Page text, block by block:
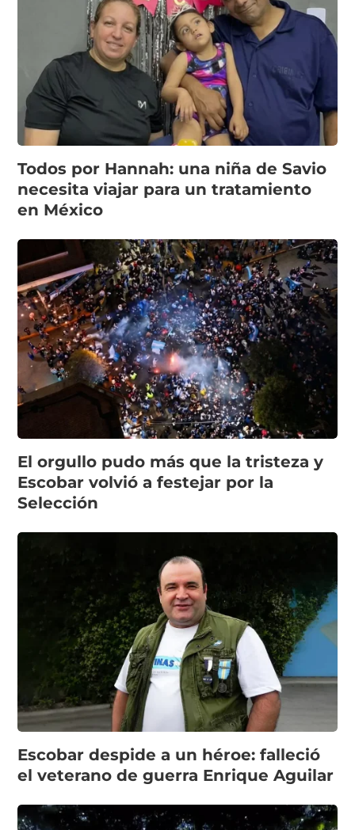
Todos por Hannah: una niña de Savio
necesita viajar para un tratamiento
en México
El orgullo pudo más que la tristeza y
Escobar volvió a festejar por la
Selección
Escobar despide a un héroe: falleció
el veterano de guerra Enrique Aguilar